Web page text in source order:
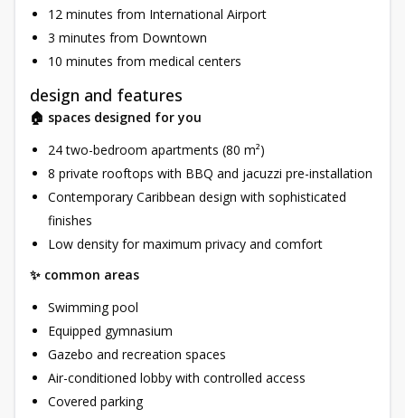
12 minutes from International Airport
3 minutes from Downtown
10 minutes from medical centers
design and features
🏠 spaces designed for you
24 two-bedroom apartments (80 m²)
8 private rooftops with BBQ and jacuzzi pre-installation
Contemporary Caribbean design with sophisticated
finishes
Low density for maximum privacy and comfort
✨ common areas
Swimming pool
Equipped gymnasium
Gazebo and recreation spaces
Air-conditioned lobby with controlled access
Covered parking